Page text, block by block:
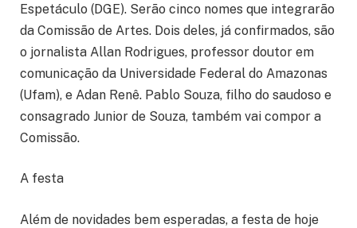
Espetáculo (DGE). Serão cinco nomes que integrarão
da Comissão de Artes. Dois deles, já confirmados, são
o jornalista Allan Rodrigues, professor doutor em
comunicação da Universidade Federal do Amazonas
(Ufam), e Adan Renê. Pablo Souza, filho do saudoso e
consagrado Junior de Souza, também vai compor a
Comissão.
A festa
Além de novidades bem esperadas, a festa de hoje